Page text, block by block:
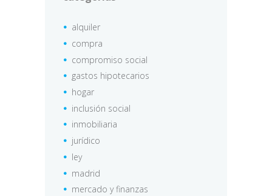
alquiler
compra
compromiso social
gastos hipotecarios
hogar
inclusión social
inmobiliaria
jurídico
ley
madrid
mercado y finanzas